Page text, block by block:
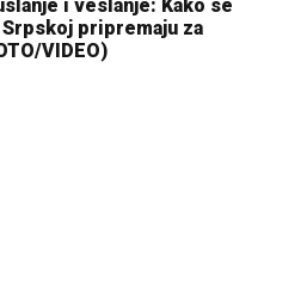
i veslanje: Kako se
pripremaju za
VIDEO)